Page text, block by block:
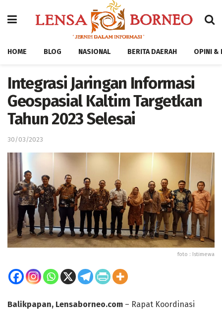
HOME BLOG NASIONAL BERITA DAERAH OPINI &
Integrasi Jaringan Informasi
Geospasial Kaltim Targetkan
Tahun 2023 Selesai
30/03/2023
foto : Istimewa
Balikpapan, Lensaborneo.com – Rapat Koordinasi